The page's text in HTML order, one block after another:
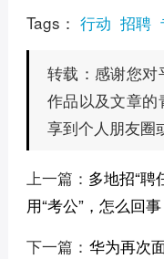
Tags： 行动 招聘
转载： 感谢您对
作品以及文章
享到个人朋友圈
上一篇： 多地招“聘
用“考公”，怎么回事
下一篇： 华为再次